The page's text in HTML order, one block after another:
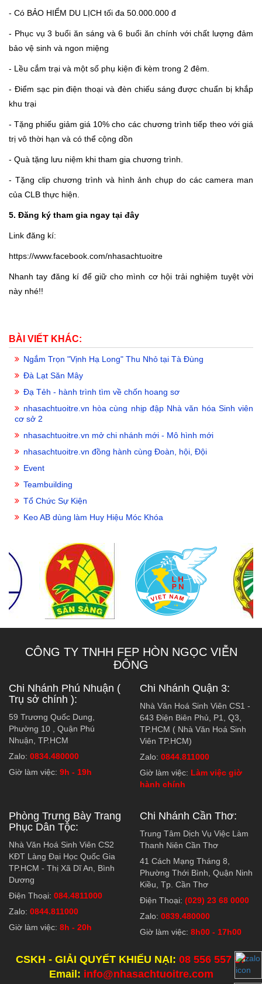
- Có BẢO HIỂM DU LỊCH tối đa 50.000.000 đ
- Phục vụ 3 buổi ăn sáng và 6 buổi ăn chính với chất lượng đảm
bảo vệ sinh và ngon miệng
- Lều cắm trại và một số phụ kiện đi kèm trong 2 đêm.
- Điểm sạc pin điện thoại và đèn chiếu sáng được chuẩn bị khắp
khu trại
- Tặng phiếu giảm giá 10% cho các chương trình tiếp theo với giá
trị vô thời hạn và có thể cộng dồn
- Quà tặng lưu niệm khi tham gia chương trình.
- Tặng clip chương trình và hình ảnh chụp do các camera man
của CLB thực hiện.
5. Đăng ký tham gia ngay tại đây
Link đăng kí:
https://www.facebook.com/nhasachtuoitre
Nhanh tay đăng kí để giữ cho mình cơ hội trải nghiệm tuyệt vời
này nhé!!
BÀI VIẾT KHÁC:
Ngắm Trọn "Vịnh Hạ Long" Thu Nhỏ tại Tà Đùng
Đà Lạt Săn Mây
Đạ Tẻh - hành trình tìm về chốn hoang sơ
nhasachtuoitre.vn hòa cùng nhịp đập Nhà văn hóa Sinh viên
cơ sở 2
nhasachtuoitre.vn mở chi nhánh mới - Mô hình mới
nhasachtuoitre.vn đồng hành cùng Đoàn, hội, Đội
Event
Teambuilding
Tổ Chức Sự Kiện
Keo AB dùng làm Huy Hiệu Móc Khóa
CÔNG TY TNHH FEP HÒN NGỌC VIỄN
ĐÔNG
Chi Nhánh Phú Nhuận (
Trụ sở chính ):
59 Trương Quốc Dung,
Phường 10 , Quận Phú
Nhuận, TP.HCM
Zalo: 0834.480000
Giờ làm việc: 9h - 19h
Chi Nhánh Quận 3:
Nhà Văn Hoá Sinh Viên CS1 -
643 Điện Biên Phủ, P1, Q3,
TP.HCM ( Nhà Văn Hoá Sinh
Viên TP.HCM)
Zalo: 0844.811000
Giờ làm việc: Làm việc giờ
hành chính
Phòng Trưng Bày Trang
Phục Dân Tộc:
Nhà Văn Hoá Sinh Viên CS2
KĐT Làng Đại Học Quốc Gia
TP.HCM - Thị Xã Dĩ An, Bình
Dương
Điện Thoại: 084.4811000
Zalo: 0844.811000
Giờ làm việc: 8h - 20h
Chi Nhánh Cần Thơ:
Trung Tâm Dịch Vụ Việc Làm
Thanh Niên Cần Thơ
41 Cách Mạng Tháng 8,
Phường Thới Bình, Quận Ninh
Kiều, Tp. Cần Thơ
Điện Thoại: (029) 23 68 0000
Zalo: 0839.480000
Giờ làm việc: 8h00 - 17h00
CSKH - GIẢI QUYẾT KHIẾU NẠI: 08 556 557 57
Email: info@nhasachtuoitre.com